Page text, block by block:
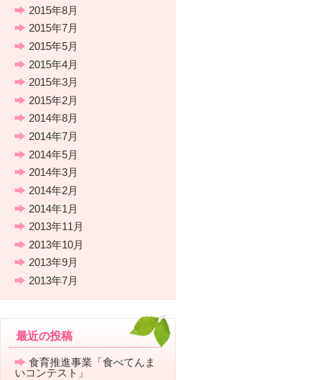
2015年8月
2015年7月
2015年5月
2015年4月
2015年3月
2015年2月
2014年8月
2014年7月
2014年5月
2014年3月
2014年2月
2014年1月
2013年11月
2013年10月
2013年9月
2013年7月
最近の投稿
食育推進事業「食べてんま
いコンテスト」